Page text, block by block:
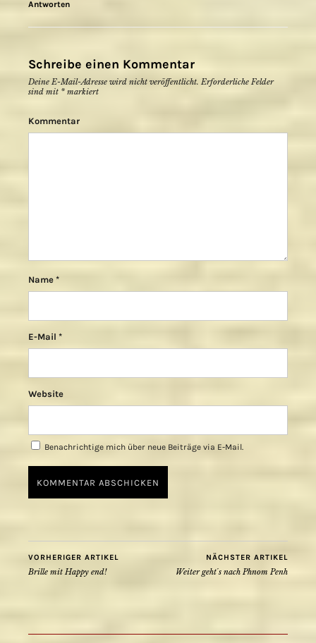
Antworten
Schreibe einen Kommentar
Deine E-Mail-Adresse wird nicht veröffentlicht. Erforderliche Felder
sind mit * markiert
Kommentar
Name *
E-Mail *
Website
Benachrichtige mich über neue Beiträge via E-Mail.
VORHERIGER ARTIKEL
Brille mit Happy end!
NÄCHSTER ARTIKEL
Weiter geht´s nach Phnom Penh